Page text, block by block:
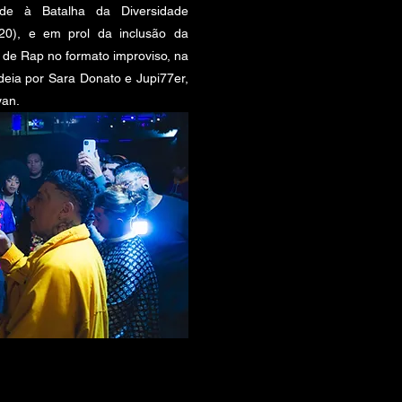
à Batalha da Diversidade
e em prol da inclusão da
Rap no formato improviso, na
por Sara Donato e Jupi77er,